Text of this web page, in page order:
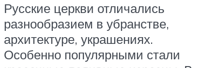
Русские церкви отличались
разнообразием в убранстве,
архитектуре, украшениях.
Особенно популярными стали